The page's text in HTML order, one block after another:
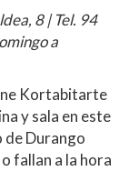
8 | Tel. 94
a
Kortabitarte
y sala en este
Durango
fallan a la hora